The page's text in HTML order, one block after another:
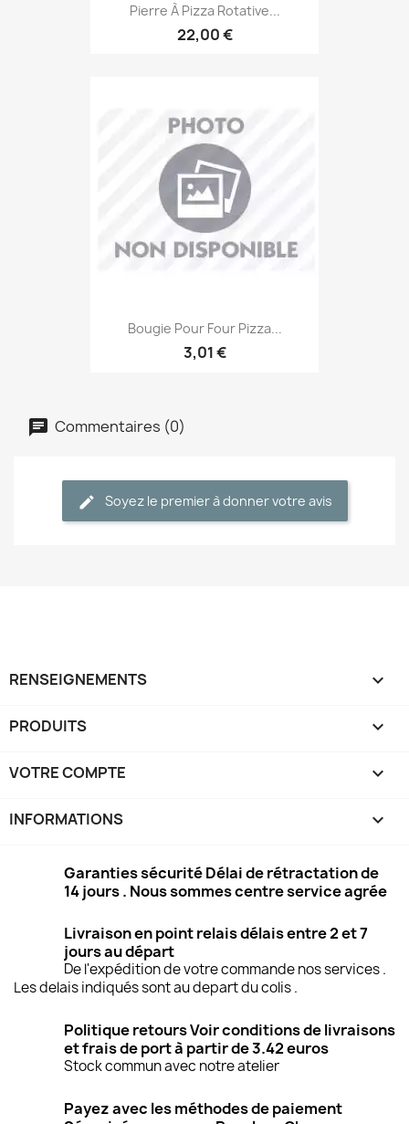
Pierre À Pizza Rotative...
22,00 €
Bougie Pour Four Pizza...
3,01 €
Commentaires (0)
Soyez le premier à donner votre avis
RENSEIGNEMENTS 
PRODUITS 
VOTRE COMPTE 
INFORMATIONS keyboard_arrow_down
Garanties sécurité Délai de rétractation de
14 jours . Nous sommes centre service agrée
Livraison en point relais délais entre 2 et 7
jours au départ
De l'expédition de votre commande nos services .
Les delais indiqués sont au depart du colis .
Politique retours Voir conditions de livraisons
et frais de port à partir de 3.42 euros
Stock commun avec notre atelier
Payez avec les méthodes de paiement